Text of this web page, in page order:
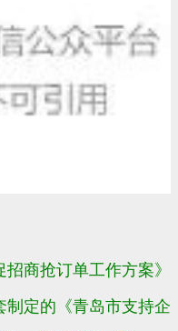
招商抢订单工作方案》
制定的《青岛市支持企